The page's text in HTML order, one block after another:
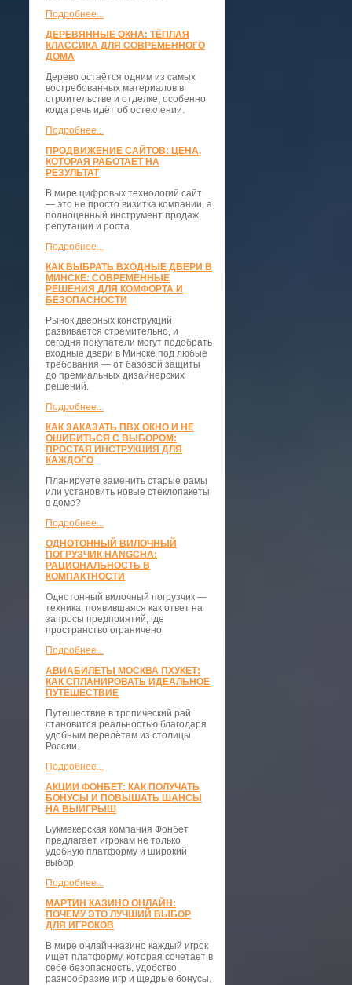
Подробнее...
ДЕРЕВЯННЫЕ ОКНА: ТЁПЛАЯ
КЛАССИКА ДЛЯ СОВРЕМЕННОГО
ДОМА
Дерево остаётся одним из самых
востребованных материалов в
строительстве и отделке, особенно
когда речь идёт об остеклении.
Подробнее...
ПРОДВИЖЕНИЕ САЙТОВ: ЦЕНА,
КОТОРАЯ РАБОТАЕТ НА
РЕЗУЛЬТАТ
В мире цифровых технологий сайт
— это не просто визитка компании, а
полноценный инструмент продаж,
репутации и роста.
Подробнее...
КАК ВЫБРАТЬ ВХОДНЫЕ ДВЕРИ В
МИНСКЕ: СОВРЕМЕННЫЕ
РЕШЕНИЯ ДЛЯ КОМФОРТА И
БЕЗОПАСНОСТИ
Рынок дверных конструкций
развивается стремительно, и
сегодня покупатели могут подобрать
входные двери в Минске под любые
требования — от базовой защиты
до премиальных дизайнерских
решений.
Подробнее...
КАК ЗАКАЗАТЬ ПВХ ОКНО И НЕ
ОШИБИТЬСЯ С ВЫБОРОМ:
ПРОСТАЯ ИНСТРУКЦИЯ ДЛЯ
КАЖДОГО
Планируете заменить старые рамы
или установить новые стеклопакеты
в доме?
Подробнее...
ОДНОТОННЫЙ ВИЛОЧНЫЙ
ПОГРУЗЧИК HANGCHA:
РАЦИОНАЛЬНОСТЬ В
КОМПАКТНОСТИ
​Однотонный вилочный погрузчик —
техника, появившаяся как ответ на
запросы предприятий, где
пространство ограничено
Подробнее...
АВИАБИЛЕТЫ МОСКВА ПХУКЕТ:
КАК СПЛАНИРОВАТЬ ИДЕАЛЬНОЕ
ПУТЕШЕСТВИЕ
Путешествие в тропический рай
становится реальностью благодаря
удобным перелётам из столицы
России.
Подробнее...
АКЦИИ ФОНБЕТ: КАК ПОЛУЧАТЬ
БОНУСЫ И ПОВЫШАТЬ ШАНСЫ
НА ВЫИГРЫШ
Букмекерская компания Фонбет
предлагает игрокам не только
удобную платформу и широкий
выбор
Подробнее...
МАРТИН КАЗИНО ОНЛАЙН:
ПОЧЕМУ ЭТО ЛУЧШИЙ ВЫБОР
ДЛЯ ИГРОКОВ
В мире онлайн-казино каждый игрок
ищет платформу, которая сочетает в
себе безопасность, удобство,
разнообразие игр и щедрые бонусы.